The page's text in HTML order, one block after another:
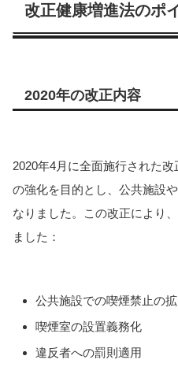
改正健康増進法のポ
2020年の改正内容
2020年4月に全面施行された
の強化を目的とし、公共施設
なりました。この改正により
ました：
公共施設での喫煙禁止の
喫煙室の設置義務化
違反者への罰則適用